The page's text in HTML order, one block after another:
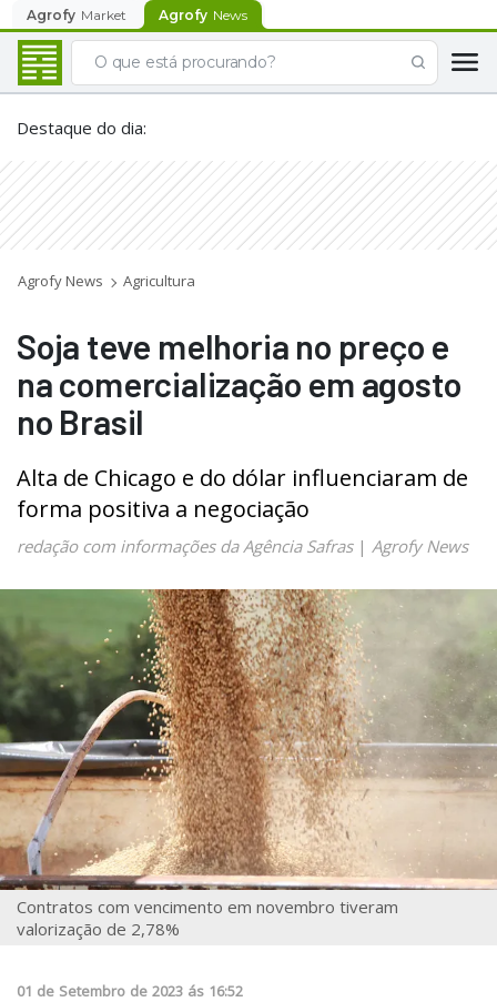
Agrofy Market Agrofy News
Destaque do dia:
Agrofy News Agricultura
Soja teve melhoria no preço e
na comercialização em agosto
no Brasil
Alta de Chicago e do dólar influenciaram de
forma positiva a negociação
redação com informações da Agência Safras| Agrofy News
Contratos com vencimento em novembro tiveram
valorização de 2,78%
01 de Setembro de 2023 ás 16:52